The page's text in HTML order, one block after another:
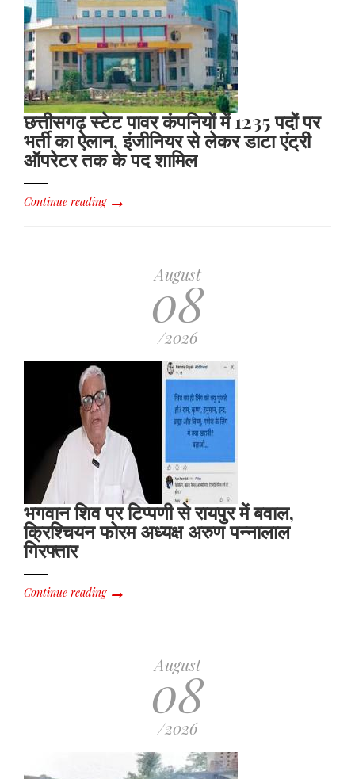
छत्तीसगढ़ स्टेट पावर कंपनियों में 1235 पदों पर
भर्ती का ऐलान, इंजीनियर से लेकर डाटा एंट्री
ऑपरेटर तक के पद शामिल
Continue reading
August
08
/2026
भगवान शिव पर टिप्पणी से रायपुर में बवाल,
क्रिश्चियन फोरम अध्यक्ष अरुण पन्नालाल
गिरफ्तार
Continue reading
August
08
/2026